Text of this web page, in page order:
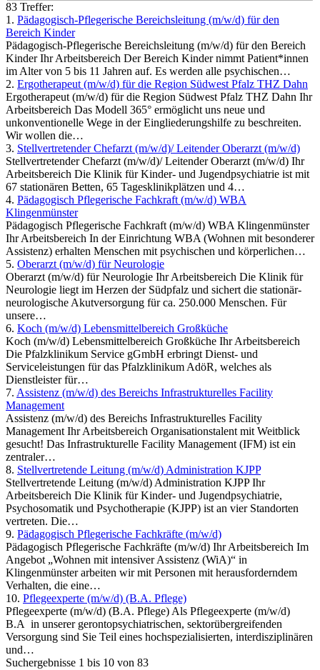
83 Treffer:
1. Pädagogisch-Pflegerische Bereichsleitung (m/w/d) für den
Bereich Kinder
Pädagogisch-Pflegerische Bereichsleitung (m/w/d) für den Bereich
Kinder Ihr Arbeitsbereich Der Bereich Kinder nimmt Patient*innen
im Alter von 5 bis 11 Jahren auf. Es werden alle psychischen…
2. Ergotherapeut (m/w/d) für die Region Südwest Pfalz THZ Dahn
Ergotherapeut (m/w/d) für die Region Südwest Pfalz THZ Dahn Ihr
Arbeitsbereich Das Modell 365° ermöglicht uns neue und
unkonventionelle Wege in der Eingliederungshilfe zu beschreiten.
Wir wollen die…
3. Stellvertretender Chefarzt (m/w/d)/ Leitender Oberarzt (m/w/d)
Stellvertretender Chefarzt (m/w/d)/ Leitender Oberarzt (m/w/d) Ihr
Arbeitsbereich Die Klinik für Kinder- und Jugendpsychiatrie ist mit
67 stationären Betten, 65 Tagesklinikplätzen und 4…
4. Pädagogisch Pflegerische Fachkraft (m/w/d) WBA
Klingenmünster
Pädagogisch Pflegerische Fachkraft (m/w/d) WBA Klingenmünster
Ihr Arbeitsbereich In der Einrichtung WBA (Wohnen mit besonderer
Assistenz) erhalten Menschen mit psychischen und körperlichen…
5. Oberarzt (m/w/d) für Neurologie
Oberarzt (m/w/d) für Neurologie Ihr Arbeitsbereich Die Klinik für
Neurologie liegt im Herzen der Südpfalz und sichert die stationär-
neurologische Akutversorgung für ca. 250.000 Menschen. Für
unsere…
6. Koch (m/w/d) Lebensmittelbereich Großküche
Koch (m/w/d) Lebensmittelbereich Großküche Ihr Arbeitsbereich
Die Pfalzklinikum Service gGmbH erbringt Dienst- und
Serviceleistungen für das Pfalzklinikum AdöR, welches als
Dienstleister für…
7. Assistenz (m/w/d) des Bereichs Infrastrukturelles Facility
Management
Assistenz (m/w/d) des Bereichs Infrastrukturelles Facility
Management Ihr Arbeitsbereich Organisationstalent mit Weitblick
gesucht! Das Infrastrukturelle Facility Management (IFM) ist ein
zentraler…
8. Stellvertretende Leitung (m/w/d) Administration KJPP
Stellvertretende Leitung (m/w/d) Administration KJPP Ihr
Arbeitsbereich Die Klinik für Kinder- und Jugendpsychiatrie,
Psychosomatik und Psychotherapie (KJPP) ist an vier Standorten
vertreten. Die…
9. Pädagogisch Pflegerische Fachkräfte (m/w/d)
Pädagogisch Pflegerische Fachkräfte (m/w/d) Ihr Arbeitsbereich Im
Angebot „Wohnen mit intensiver Assistenz (WiA)“ in
Klingenmünster arbeiten wir mit Personen mit herausforderndem
Verhalten, die eine…
10. Pflegeexperte (m/w/d) (B.A. Pflege)
Pflegeexperte (m/w/d) (B.A. Pflege) Als Pflegeexperte (m/w/d)
B.A in unserer gerontopsychiatrischen, sektorübergreifenden
Versorgung sind Sie Teil eines hochspezialisierten, interdisziplinären
und…
Suchergebnisse 1 bis 10 von 83